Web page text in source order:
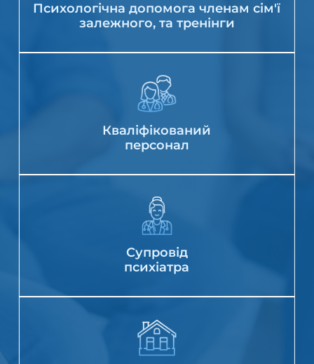
Психологічна допомога членам сім'ї
залежного, та тренінги
Кваліфікований
персонал
Супровід
психіатра